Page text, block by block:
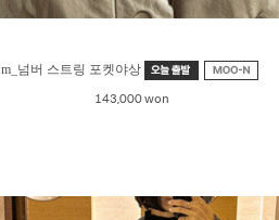
m_넘버 스트링 포켓야상
143,000 won